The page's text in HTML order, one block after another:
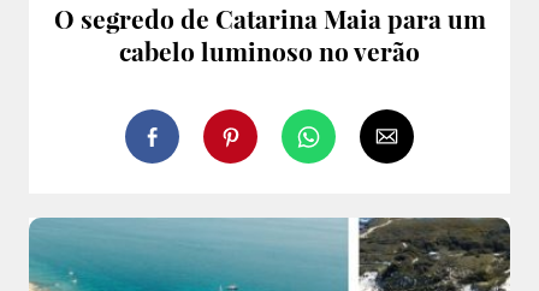
O segredo de Catarina Maia para um
cabelo luminoso no verão